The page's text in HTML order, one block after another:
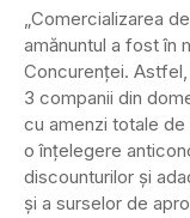
„Comercializarea
amănuntul a fost în
Concurenţei.
3 companii din
cu amenzi totale
o înţelegere
discounturilor şi
şi a surselor de